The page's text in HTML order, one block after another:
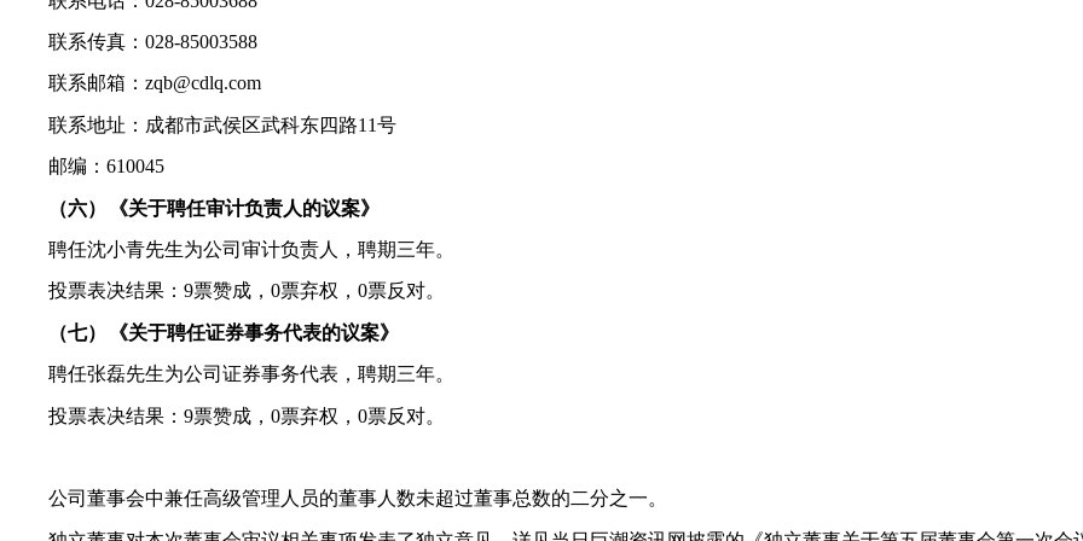
联系传真： 028-85003588
联系邮箱： zqb@cdlq.com
联系地址：成都市武侯区武科东四路11号
邮编： 610045
（六） 《关于聘任审计负责人的议案》
聘任沈小青先生为公司审计负责人，聘期三年。
投票表决结果： 9票赞成， 0票弃权， 0票反对。
（七） 《关于聘任证券事务代表的议案》
聘任张磊先生为公司证券事务代表，聘期三年。
投票表决结果： 9票赞成， 0票弃权， 0票反对。
公司董事会中兼任高级管理人员的董事人数未超过董事总数的二分之一。